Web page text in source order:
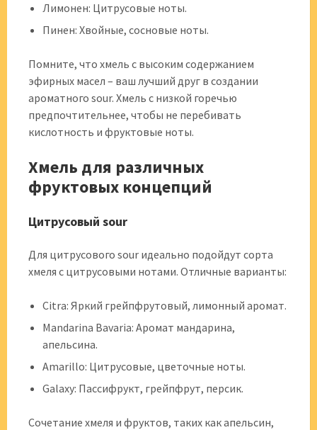
Лимонен: Цитрусовые ноты.
Пинен: Хвойные, сосновые ноты.
Помните, что хмель с высоким содержанием
эфирных масел – ваш лучший друг в создании
ароматного sour. Хмель с низкой горечью
предпочтительнее, чтобы не перебивать
кислотность и фруктовые ноты.
Хмель для различных
фруктовых концепций
Цитрусовый sour
Для цитрусового sour идеально подойдут сорта
хмеля с цитрусовыми нотами. Отличные варианты:
Citra: Яркий грейпфрутовый, лимонный аромат.
Mandarina Bavaria: Аромат мандарина,
апельсина.
Amarillo: Цитрусовые, цветочные ноты.
Galaxy: Пассифрукт, грейпфрут, персик.
Сочетание хмеля и фруктов, таких как апельсин,